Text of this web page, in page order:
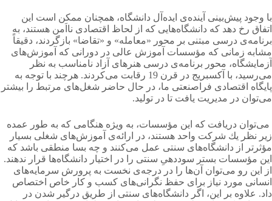
با وجود پیش‌بینی آینده‌ی ایده‌آل دانشگاه، همچنان ممكن است این
اتفاق رخ دهد كه دانشگاه‌هایی كه از لحاظ اقتصادی نااَمن هستند، به
برنامه‌ی درسی مبتنی بر محور «معامله» و «تقاضا» بازگردند، دقیقاً
مشابه زمانی كه مؤسسات آموزش عالی در دورانی كه آموزش‌های
آزمایشگاه، محور برنامه‌ی درسی هنرهای آزاد نامناسب به نظر
می‌رسید، با آكسبریج در قرن 19 رقابت می‌کردند. هرچند با توجه به
پایگاه اقتصادی فراصنعتی ما، در حال حاضر شغل‌های مرتبط را بیشتر
می‌توان در مدیریت یافت تا در تولید.
می‌توان دریافت كه این مؤسسات، به ویژه هنگامی كه به طور عمده
زیر نظر یك شركت واحد هستند، در ارائه‌ی آموزش‌های شغلی بسیار
مؤثرتر از دانشگاه‌های سنتی عمل می‌کنند و چه بسا منطقی باشد كه
این مؤسسات بستر سوددهیِ سنتی را در اختیار دانشگاه‌ها قرار ندهند.
از این رو می‌توان آن‌ها را در درجه‌ی نخست به پرورش سرمایه‌های
انسانی مورد نیاز برای حفظ نگرانی‌های كسب و كار خاص اختصاص
داد. علاوه بر این، اگر دانشگاه‌های سنتی از طریق درگیر شدن در